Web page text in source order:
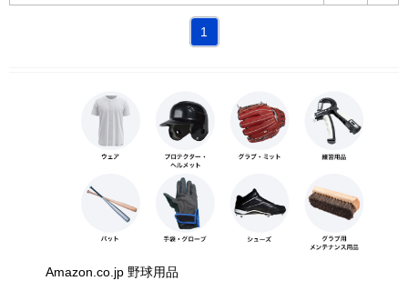
1
Amazon.co.jp 野球用品